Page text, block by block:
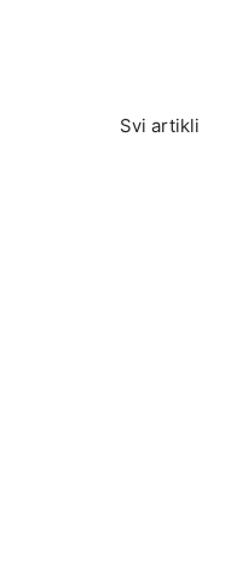
Svi artikli